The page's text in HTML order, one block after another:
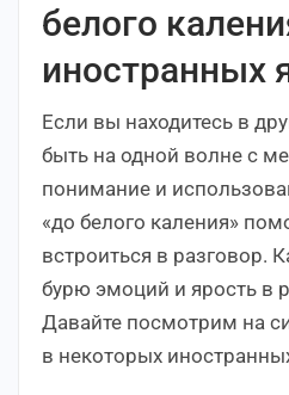
белого
иностранных
Если вы находитесь в
быть на одной волне с
понимание и
«до белого каления»
встроиться в разговор.
бурю эмоций и ярость в
Давайте посмотрим на
в некоторых